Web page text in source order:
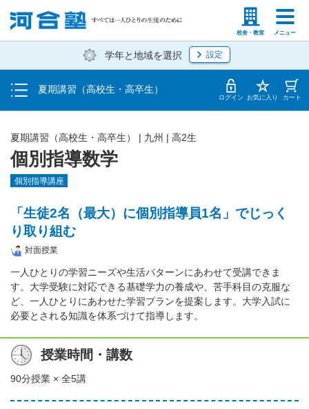
校舎・教室 メニュー
塾生の方 高等学校の先生
学年と地域を選択 設定
夏期講習（高校生・高卒生）
受講料・お申し込み方法
受講開始までの流れ
校舎・教室一覧 ログイン お気に入り カート
個別指導数学
夏期講習（高校生・高卒生） | 九州 | 高2生
個別指導講座
「生徒2名（最大）に個別指導員1名」でじっく
り取り組む
対面授業
一人ひとりの学習ニーズや生活パターンにあわせて受講できま
す。大学受験に対応できる基礎学力の養成や、苦手科目の克服な
ど、一人ひとりにあわせた学習プランを提案します。大学入試に
必要とされる知識を体系づけて指導します。
授業時間・講数
90分授業 × 全5講